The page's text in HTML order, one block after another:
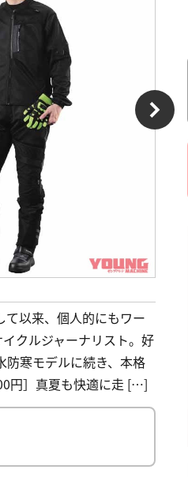
て以来、個人的にもワー
クルジャーナリスト。好
防寒モデルに続き、本格
円］真夏も快適に走 […]